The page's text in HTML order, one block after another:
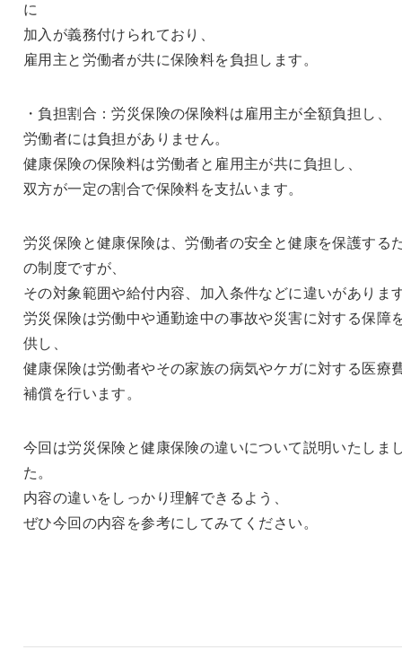
に
加入が義務付けられており、
雇用主と労働者が共に保険料を負担します。
・負担割合：労災保険の保険料は雇用主が全額負担し、
労働者には負担がありません。
健康保険の保険料は労働者と雇用主が共に負担し、
双方が一定の割合で保険料を支払います。
労災保険と健康保険は、労働者の安全と健康を保護する
の制度ですが、
その対象範囲や給付内容、加入条件などに違いがありま
労災保険は労働中や通勤途中の事故や災害に対する保障
供し、
健康保険は労働者やその家族の病気やケガに対する医療
補償を行います。
今回は労災保険と健康保険の違いについて説明いたしま
た。
内容の違いをしっかり理解できるよう、
ぜひ今回の内容を参考にしてみてください。